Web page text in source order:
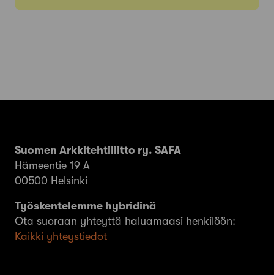
Suomen Arkkitehtiliitto ry. SAFA
Hämeentie 19 A
00500 Helsinki
Työskentelemme hybridinä
Ota suoraan yhteyttä haluamaasi henkilöön:
Kaikki yhteystiedot